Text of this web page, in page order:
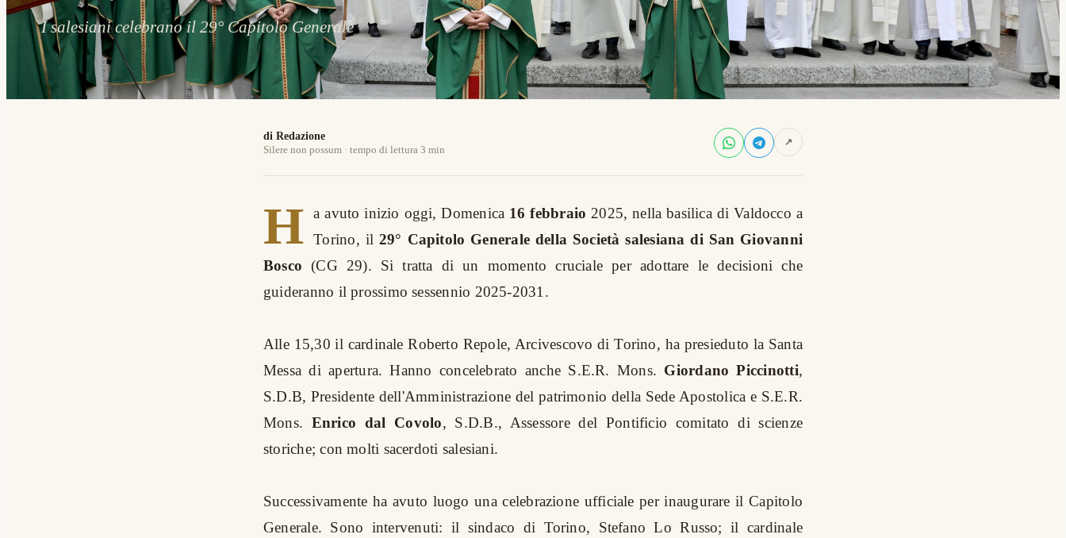
I salesiani celebrano il 29° Capitolo Generale
di Redazione
Silere non possum · tempo di lettura 3 min
↗
H a avuto inizio oggi, Domenica 16 febbraio 2025, nella basilica di Valdocco a
Torino, il 29° Capitolo Generale della Società salesiana di San Giovanni
Bosco (CG 29). Si tratta di un momento cruciale per adottare le decisioni che
guideranno il prossimo sessennio 2025-2031.
Alle 15,30 il cardinale Roberto Repole, Arcivescovo di Torino, ha presieduto la Santa
Messa di apertura. Hanno concelebrato anche S.E.R. Mons. Giordano Piccinotti,
S.D.B, Presidente dell'Amministrazione del patrimonio della Sede Apostolica e S.E.R.
Mons. Enrico dal Covolo, S.D.B., Assessore del Pontificio comitato di scienze
storiche; con molti sacerdoti salesiani.
Successivamente ha avuto luogo una celebrazione ufficiale per inaugurare il Capitolo
Generale. Sono intervenuti: il sindaco di Torino, Stefano Lo Russo; il cardinale